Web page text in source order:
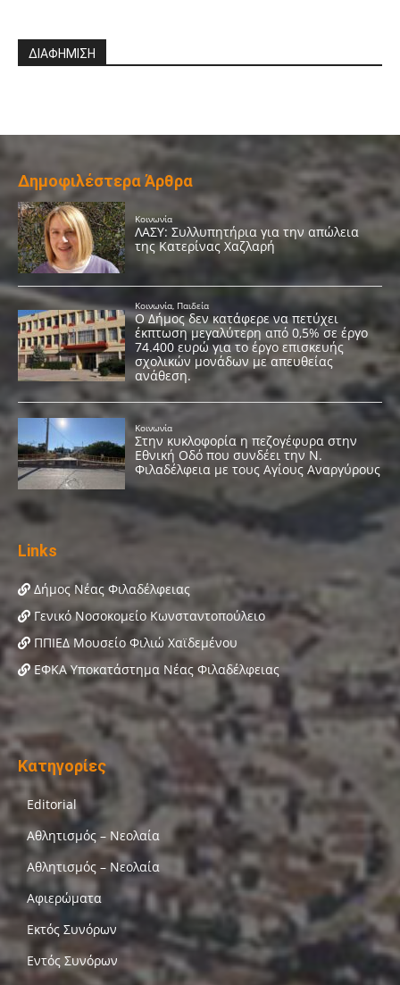
ΔΙΑΦΗΜΙΣΗ
Δημοφιλέστερα Άρθρα
Links
Δήμος Νέας Φιλαδέλφειας
Γενικό Νοσοκομείο Κωνσταντοπούλειο
ΠΠΙΕΔ Μουσείο Φιλιώ Χαϊδεμένου
ΕΦΚΑ Υποκατάστημα Νέας Φιλαδέλφειας
Κατηγορίες
Editorial
Αθλητισμός – Νεολαία
Αθλητισμός – Νεολαία
Αφιερώματα
Εκτός Συνόρων
Εντός Συνόρων